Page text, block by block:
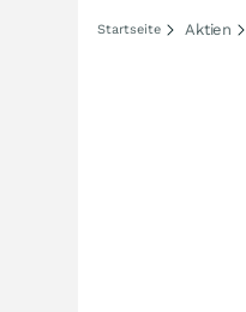
Startseite Aktien